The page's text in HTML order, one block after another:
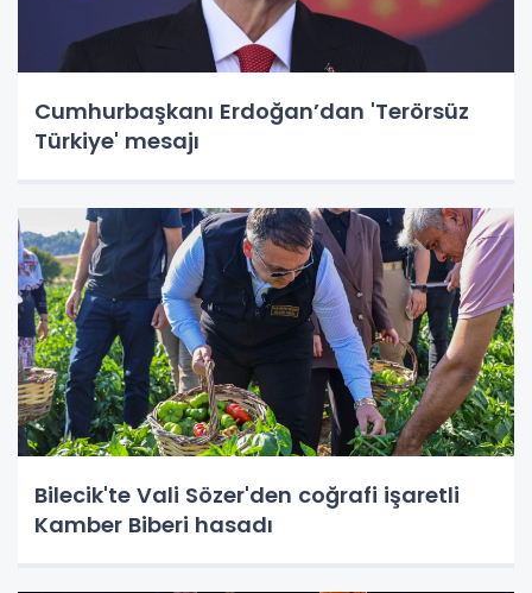
Cumhurbaşkanı Erdoğan’dan 'Terörsüz
Türkiye' mesajı
Bilecik'te Vali Sözer'den coğrafi işaretli
Kamber Biberi hasadı